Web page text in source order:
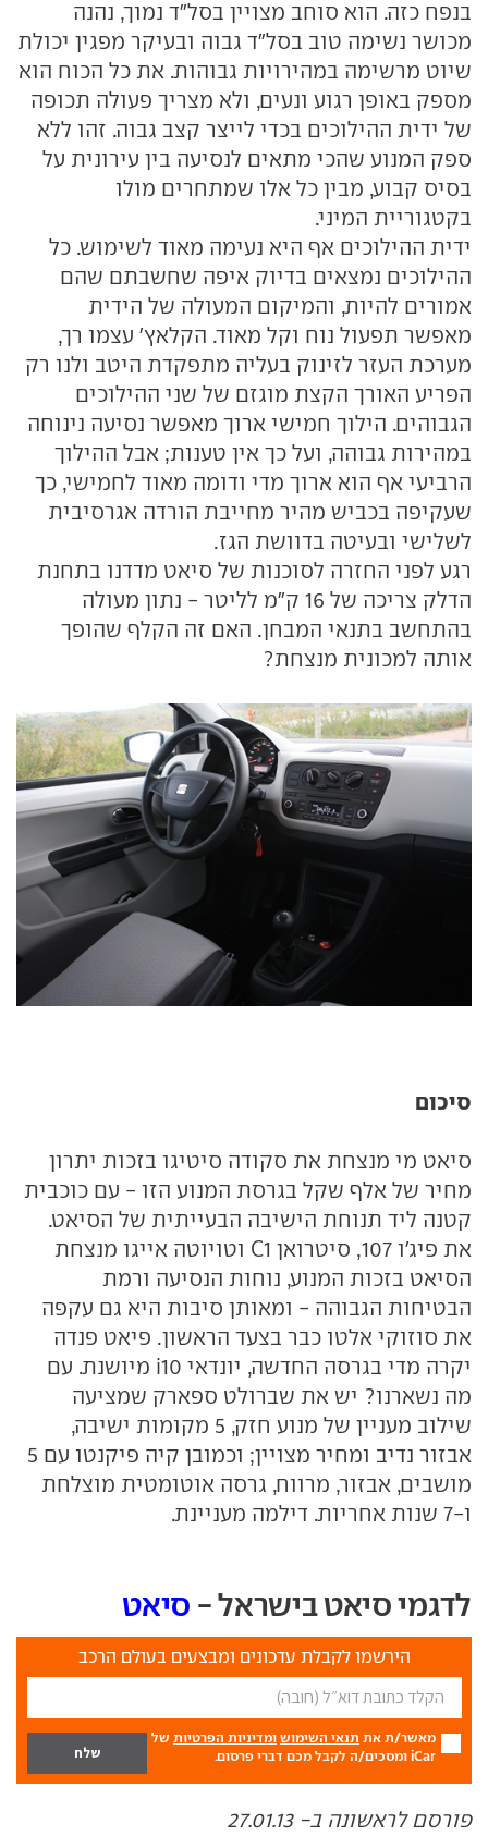
בנפח כזה. הוא סוחב מצויין בסל"ד נמוך, נהנה
מכושר נשימה טוב בסל"ד גבוה ובעיקר מפגין יכולת
שיוט מרשימה במהירויות גבוהות. את כל הכוח הוא
מספק באופן רגוע ונעים, ולא מצריך פעולה תכופה
של ידית ההילוכים בכדי לייצר קצב גבוה. זהו ללא
ספק המנוע שהכי מתאים לנסיעה בין עירונית על
בסיס קבוע, מבין כל אלו שמתחרים מולו
בקטגוריית המיני.
ידית ההילוכים אף היא נעימה מאוד לשימוש. כל
ההילוכים נמצאים בדיוק איפה שחשבתם שהם
אמורים להיות, והמיקום המעולה של הידית
מאפשר תפעול נוח וקל מאוד. הקלאץ' עצמו רך,
מערכת העזר לזינוק בעליה מתפקדת היטב ולנו רק
הפריע האורך הקצת מוגזם של שני ההילוכים
הגבוהים. הילוך חמישי ארוך מאפשר נסיעה נינוחה
במהירות גבוהה, ועל כך אין טענות; אבל ההילוך
הרביעי אף הוא ארוך מדי ודומה מאוד לחמישי, כך
שעקיפה בכביש מהיר מחייבת הורדה אגרסיבית
לשלישי ובעיטה בדוושת הגז.
רגע לפני החזרה לסוכנות של סיאט מדדנו בתחנת
הדלק צריכה של 16 ק"מ לליטר - נתון מעולה
בהתחשב בתנאי המבחן. האם זה הקלף שהופך
אותה למכונית מנצחת?
סיכום
סיאט מי מנצחת את סקודה סיטיגו בזכות יתרון
מחיר של אלף שקל בגרסת המנוע הזו - עם כוכבית
קטנה ליד תנוחת הישיבה הבעייתית של הסיאט.
את פיג'ו 107, סיטרואן C1 וטויוטה אייגו מנצחת
הסיאט בזכות המנוע, נוחות הנסיעה ורמת
הבטיחות הגבוהה - ומאותן סיבות היא גם עקפה
את סוזוקי אלטו כבר בצעד הראשון. פיאט פנדה
יקרה מדי בגרסה החדשה, יונדאי i10 מיושנת. עם
מה נשארנו? יש את שברולט ספארק שמציעה
שילוב מעניין של מנוע חזק, 5 מקומות ישיבה,
אבזור נדיב ומחיר מצויין; וכמובן קיה פיקנטו עם 5
מושבים, אבזור, מרווח, גרסה אוטומטית מוצלחת
ו-7 שנות אחריות. דילמה מעניינת.
לדגמי סיאט בישראל - סיאט
הירשמו לקבלת עדכונים ומבצעים בעולם הרכב
מאשר/ת את תנאי השימוש ומדיניות הפרטיות של
iCar ומסכים/ה לקבל מכם דברי פרסום.
פורסם לראשונה ב- 27.01.13